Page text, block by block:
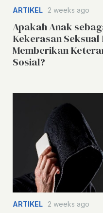
ARTIKEL 2 weeks ago
Apakah Anak
Kekerasan Seksual
Memberikan
Sosial?
ARTIKEL 2 weeks ago